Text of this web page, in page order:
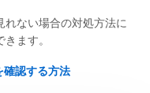
れない場合の対処方法に
ます。
認する方法